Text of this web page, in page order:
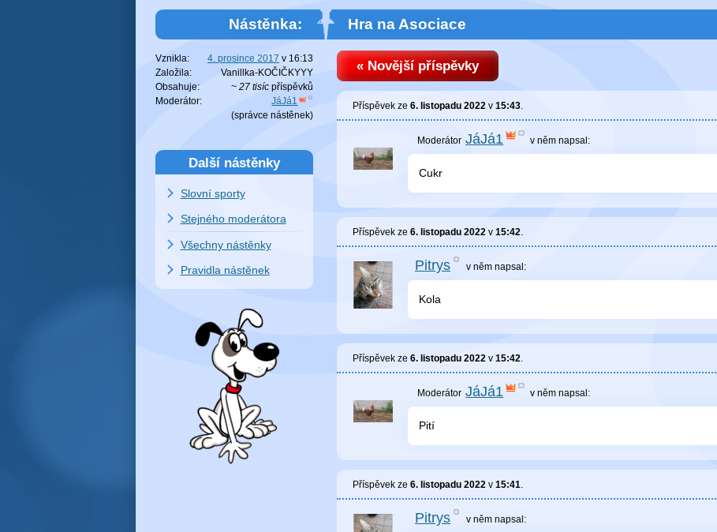
Hra na Asociace
« Novější příspěvky
Příspěvek ze 6. listopadu 2022 v 15:43.
JáJá1 v něm napsal:
Cukr
Příspěvek ze 6. listopadu 2022 v 15:42.
Pitrys v němnapsal:
Kola
Příspěvek ze 6. listopadu 2022 v 15:42.
JáJá1 v něm napsal:
Pití
Příspěvek ze 6. listopadu 2022 v 15:41.
Pitrys v němnapsal:
Nástěnka:
Vznikla: 4. prosince 2017 v 16:13
Založila:
Vanillka-KOČIČKYYY
Obsahuje:
~ 27 tisíc příspěvků
Moderátor:
JáJá1
(správce nástěnek)
Další nástěnky
Slovní sporty
Stejného moderátora
Všechny nástěnky
Pravidla nástěnek